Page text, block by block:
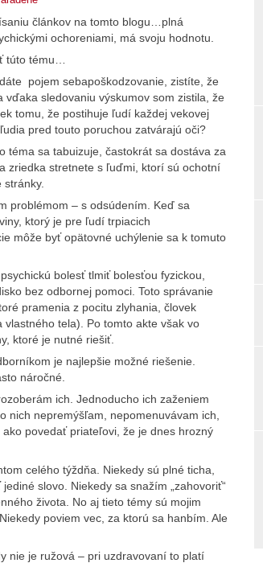
článkov na tomto blogu…plná
ochoreniami, má svoju hodnotu.
túto tému…
pojem sebapoškodzovanie, zistíte, že
sledovaniu výskumov som zistila, že
tomu, že postihuje ľudí každej vekovej
pred touto poruchou zatvárajú oči?
téma sa tabuizuje, častokrát sa dostáva za
zriedka stretnete s ľuďmi, ktorí sú ochotní
problémom – s odsúdením. Keď sa
ktorý je pre ľudí trpiacich
môže byť opätovné uchýlenie sa k tomuto
bolesť tlmiť bolesťou fyzickou,
bez odbornej pomoci. Toto správanie
pramenia z pocitu zlyhania, človek
tela). Po tomto akte však vo
ktoré je nutné riešiť.
je najlepšie možné riešenie.
náročné.
ich. Jednoducho ich zaženiem
nich nepremýšľam, nepomenuvávam ich,
povedať priateľovi, že je dnes hrozný
celého týždňa. Niekedy sú plné ticha,
slovo. Niekedy sa snažím „zahovoriť“
života. No aj tieto témy sú mojim
poviem vec, za ktorú sa hanbím. Ale
nie je ružová – pri uzdravovaní to platí